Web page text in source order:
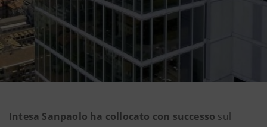
Intesa Sanpaolo ha collocato con successo sul